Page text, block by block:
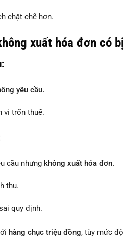
chặt chẽ hơn.
xuất hóa đơn có
yêu cầu.
vi trốn thuế.
cầu nhưng không xuất hóa đơn.
thu.
quy định.
hàng chục triệu đồng, tùy mức